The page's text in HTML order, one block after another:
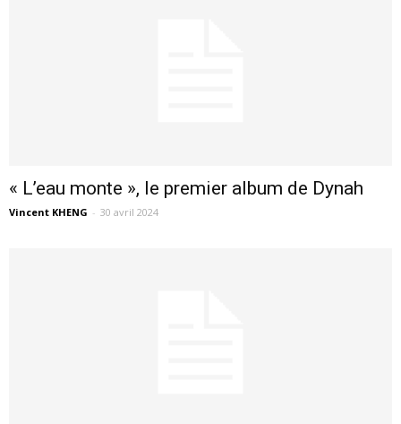
« L’eau monte », le premier album de Dynah
Vincent KHENG - 30 avril 2024